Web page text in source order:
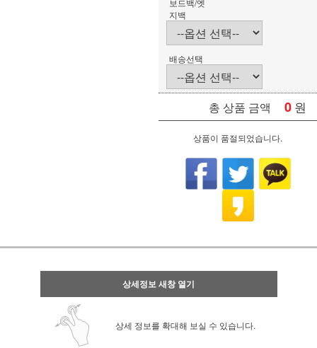
보드백/엣
지백
배송선택
총 상품 금액 0 원
상품이 품절되었습니다.
상세정보 새창 열기
상세 정보를 확대해 보실 수 있습니다.